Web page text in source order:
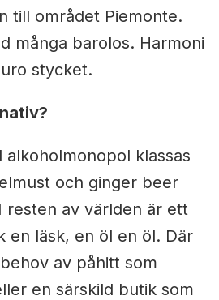
till området Piemonte.
många barolos. Harmoni
stycket.
alkoholmonopol klassas
och ginger beer
resten av världen är ett
en läsk, en öl en öl. Där
av påhitt som
en särskild butik som